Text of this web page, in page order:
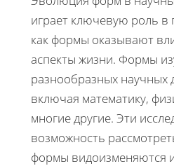
играет ключевую роль в
как формы оказывают
аспекты жизни. Формы
разнообразных научных
включая математику,
многие другие. Эти
возможность
формы видоизменяются